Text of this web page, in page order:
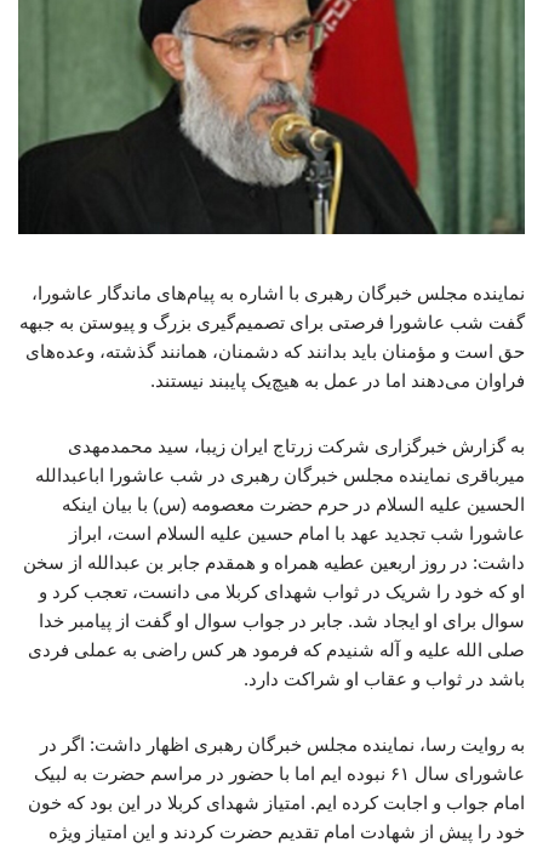
نماینده مجلس خبرگان رهبری با اشاره به پیام‌های ماندگار عاشورا،
گفت شب عاشورا فرصتی برای تصمیم‌گیری بزرگ و پیوستن به جبهه
حق است و مؤمنان باید بدانند که دشمنان، همانند گذشته، وعده‌های
فراوان می‌دهند اما در عمل به هیچ‌یک پایبند نیستند.
به گزارش خبرگزاری شرکت زرتاج ایران زیبا، سید محمدمهدی
میرباقری نماینده مجلس خبرگان رهبری در شب عاشورا اباعبدالله
الحسین علیه السلام در حرم حضرت معصومه (س) با بیان اینکه
عاشورا شب تجدید عهد با امام حسین علیه السلام است، ابراز
داشت: در روز اربعین عطیه همراه و همقدم جابر بن عبدالله از سخن
او که خود را شریک در ثواب شهدای کربلا می دانست، تعجب کرد و
سوال برای او ایجاد شد. جابر در جواب سوال او گفت از پیامبر خدا
صلی الله علیه و آله شنیدم که فرمود هر کس راضی به عملی فردی
باشد در ثواب و عقاب او شراکت دارد.
به روایت رسا، نماینده مجلس خبرگان رهبری اظهار داشت: اگر در
عاشورای سال ۶۱ نبوده ایم اما با حضور در مراسم حضرت به لبیک
امام جواب و اجابت کرده ایم. امتیاز شهدای کربلا در این بود که خون
خود را پیش از شهادت امام تقدیم حضرت کردند و این امتیاز ویژه